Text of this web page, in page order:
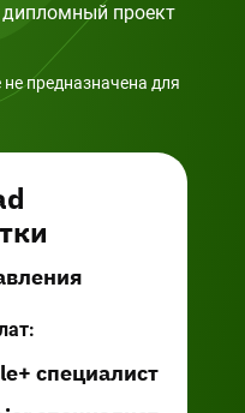
проект
предназначена для
специалист